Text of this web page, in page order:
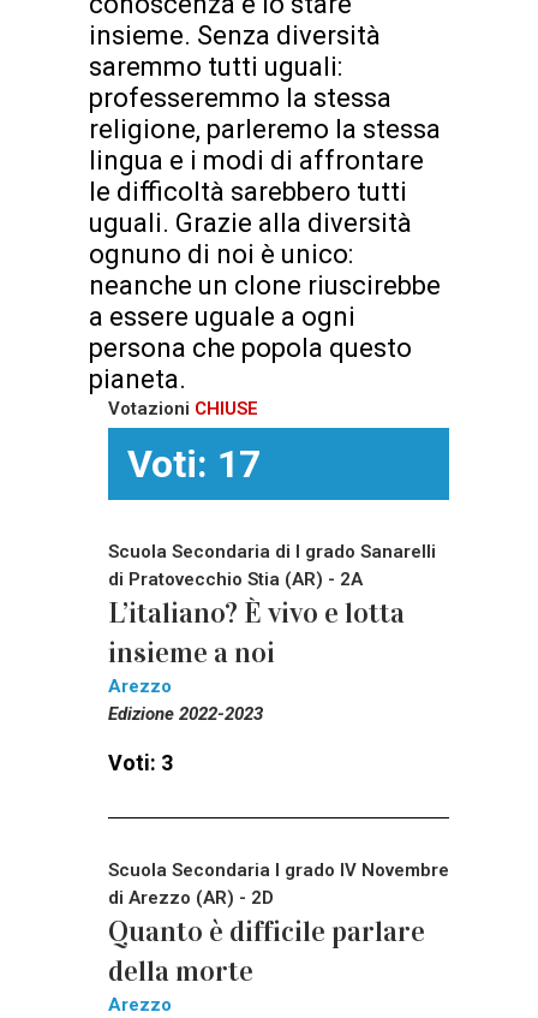
insieme. Senza diversità
saremmo tutti uguali:
professeremmo la stessa
religione, parleremo la stessa
lingua e i modi di affrontare
le difficoltà sarebbero tutti
uguali. Grazie alla diversità
ognuno di noi è unico:
neanche un clone riuscirebbe
a essere uguale a ogni
persona che popola questo
pianeta.
Votazioni CHIUSE
Voti: 17
Scuola Secondaria di I grado Sanarelli
di Pratovecchio Stia (AR) - 2A
L’italiano? È vivo e lotta
insieme a noi
Arezzo
Edizione 2022-2023
Voti: 3
Scuola Secondaria I grado IV Novembre
di Arezzo (AR) - 2D
Quanto è difficile parlare
della morte
Arezzo